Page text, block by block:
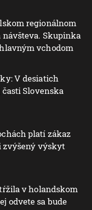
regionálnom
Skupinka
vchodom
V desiatich
Slovenska
platí zákaz
zvýšený výskyt
v holandskom
odvete sa bude